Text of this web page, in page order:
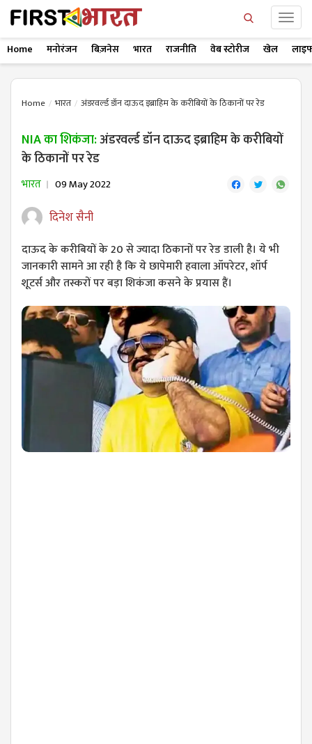
Home मनोरंजन बिज़नेस भारत राजनीति वेब स्टोरीज खेल
Home भारत अंडरवर्ल्ड डॉन दाऊद इब्राहिम के करीबियों के ठिकानों पर रेड
NIA का शिकंजा:अंडरवर्ल्ड डॉन दाऊद इब्राहिम के करीबियों
के ठिकानों पर रेड
भारत 09 May 2022
दिनेश सैनी
दाऊद के करीबियों के 20 से ज्यादा ठिकानों पर रेड डाली है। ये भी
जानकारी सामने आ रही है कि ये छापेमारी हवाला ऑपरेटर, शॉर्प
शूटर्स और तस्करों पर बड़ा शिकंजा कसने के प्रयास हैं।